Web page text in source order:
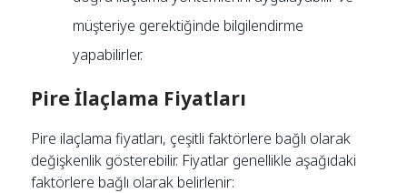
müşteriye gerektiğinde bilgilendirme
yapabilirler.
Pire İlaçlama Fiyatları
Pire ilaçlama fiyatları, çeşitli faktörlere bağlı olarak
değişkenlik gösterebilir. Fiyatlar genellikle aşağıdaki
faktörlere bağlı olarak belirlenir: